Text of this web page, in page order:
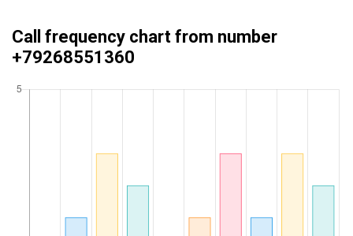
Call frequency chart from number
+79268551360